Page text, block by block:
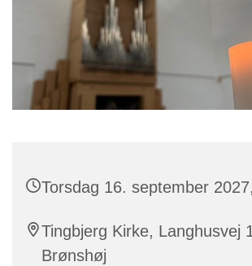
Torsdag 16. september
Tingbjerg Kirke, Langhusvej
Brønshøj